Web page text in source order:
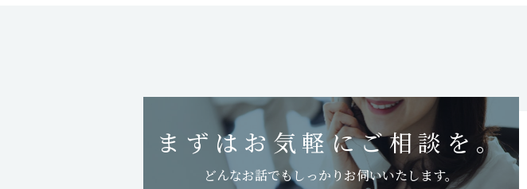
まずはお気軽にご相談を。
どんなお話でもしっかりお伺いいたします。